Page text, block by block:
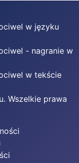
w języku
- nagranie w
w tekście
Wszelkie prawa